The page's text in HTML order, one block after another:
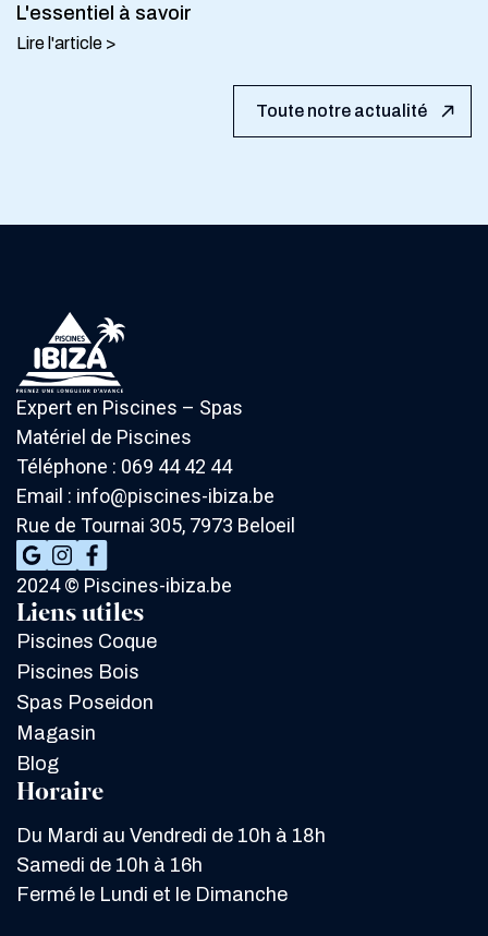
L'essentiel à savoir
Lire l'article >
Toute notre actualité
Expert en Piscines – Spas
Matériel de Piscines
Téléphone : 069 44 42 44
Email : info@piscines-ibiza.be
Rue de Tournai 305, 7973 Beloeil
2024 © Piscines-ibiza.be
Liens utiles
Piscines Coque
Piscines Bois
Spas Poseidon
Magasin
Blog
Horaire
Du Mardi au Vendredi de 10h à 18h
Samedi de 10h à 16h
Fermé le Lundi et le Dimanche